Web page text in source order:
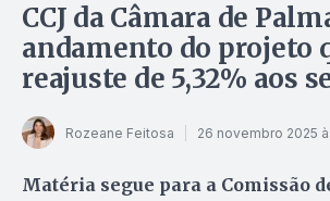
CCJ da Câmara de
andamento do projeto
reajuste de 5,32% aos
Rozeane Feitosa 26 novembro 2025
Matéria segue para a Comissão